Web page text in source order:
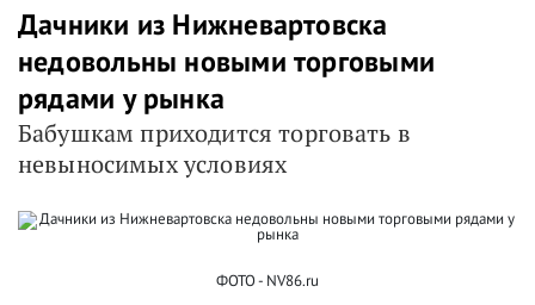
Дачники из Нижневартовска
недовольны новыми торговыми
рядами у рынка
Бабушкам приходится торговать в
невыносимых условиях
ФОТО - NV86.ru